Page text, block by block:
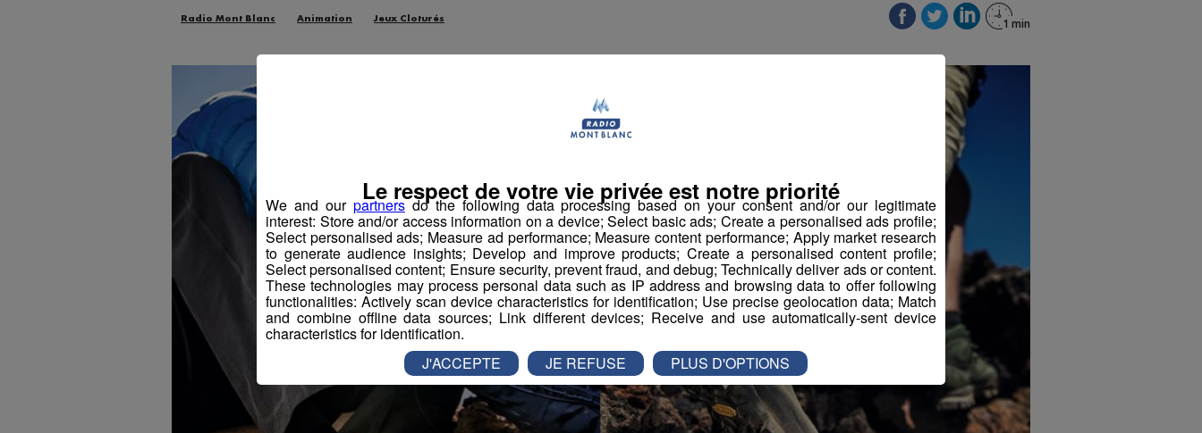
Radio Mont Blanc Animation Jeux Cloturés
We and our partnersdo the following data processing based on your consent and/or our legitimate
interest: Store and/or access information on a device; Select basic ads; Create a personalised ads profile;
Select personalised ads; Measure ad performance; Measure content performance; Apply market research
to generate audience insights; Develop and improve products; Create a personalised content profile;
Select personalised content; Ensure security, prevent fraud, and debug; Technically deliver ads or content.
These technologies may process personal data such as IP address and browsing data to offer following
functionalities: Actively scan device characteristics for identification; Use precise geolocation data; Match
and combine offline data sources; Link different devices; Receive and use automatically-sent device
characteristics for identification.
Le respect de votre vie privée est notre priorité
J'ACCEPTE JE REFUSE PLUS D'OPTIONS